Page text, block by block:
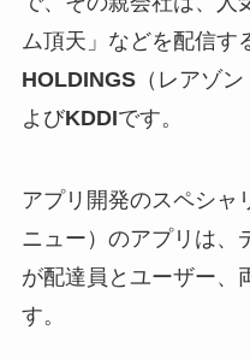
ム頂天」などを配信す
HOLDINGS（レアゾン
よびKDDIです。
アプリ開発のスペシャ
ニュー）のアプリは、
が配達員とユーザー、
す。